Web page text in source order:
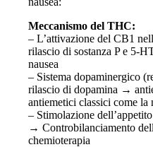
Meccanismo del THC:
– L’attivazione del CB1
rilascio di sostanza P e 5-
nausea
– Sistema dopaminergico
rilascio di dopamina →
antiemetici classici come la
– Stimolazione
→ Controbilanciamento
chemioterapia